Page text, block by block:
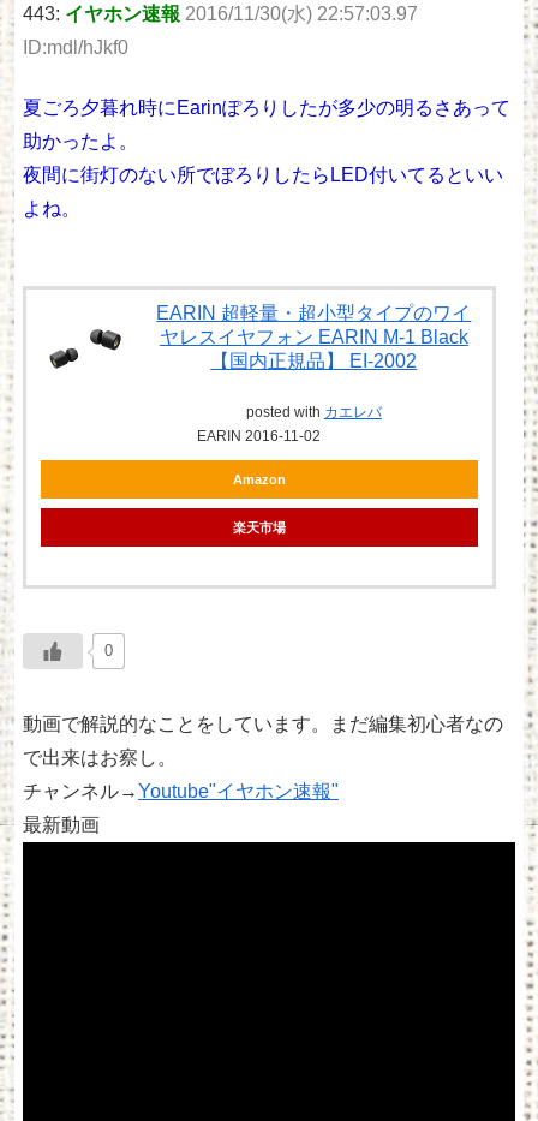
443: イヤホン速報 2016/11/30(水) 22:57:03.97
ID:mdl/hJkf0
夏ごろ夕暮れ時にEarinぽろりしたが多少の明るさあって
助かったよ。
夜間に街灯のない所でぼろりしたらLED付いてるといい
よね。
EARIN 超軽量・超小型タイプのワイ
ヤレスイヤフォン EARIN M-1 Black
【国内正規品】 EI-2002
posted with カエレバ
EARIN 2016-11-02
Amazon
楽天市場
0
動画で解説的なことをしています。まだ編集初心者なの
で出来はお察し。
チャンネル→Youtube"イヤホン速報"
最新動画